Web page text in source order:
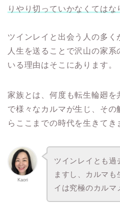
りやり切っていかなくてはな
ツインレイと出会う人の多く
人生を送ることで沢山の家系
いる理由はそこにあります。
家族とは、何度も転生輪廻を
で様々なカルマが生じ、そ
らここまでの時代を生きてき
Kaori
ツインレイとも過
ますし、カルマも
イは究極のカルマ